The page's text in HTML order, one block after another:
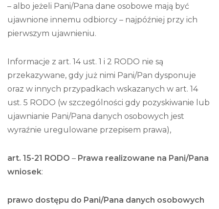
– albo jeżeli Pani/Pana dane osobowe mają być
ujawnione innemu odbiorcy – najpóźniej przy ich
pierwszym ujawnieniu.
Informacje z art. 14 ust. 1 i 2 RODO nie są
przekazywane, gdy już nimi Pani/Pan dysponuje
oraz w innych przypadkach wskazanych w art. 14
ust. 5 RODO (w szczególności gdy pozyskiwanie lub
ujawnianie Pani/Pana danych osobowych jest
wyraźnie uregulowane przepisem prawa),
art. 15-21 RODO – Prawa realizowane na Pani/Pana
wniosek:
prawo dostępu do Pani/Pana danych osobowych